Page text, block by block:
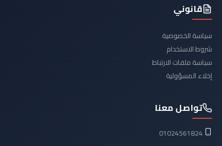
قانوني
سياسة الخصوصية
شروط الاستخدام
سياسة ملفات الارتباط
إخلاء المسؤولية
تواصل معنا
01024561824